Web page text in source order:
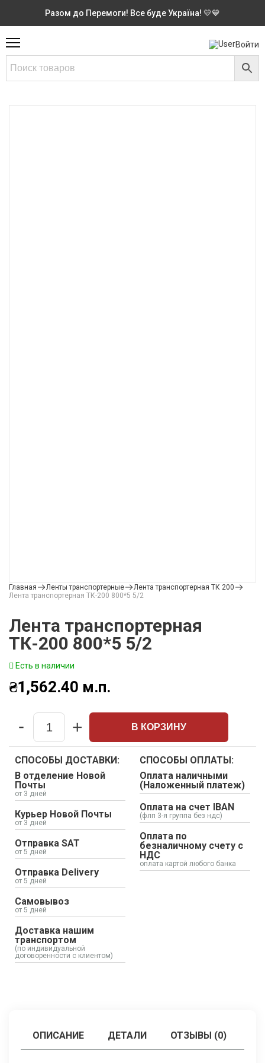
Разом до Перемоги! Все буде Україна! 💛💙
Войти
Главная Ленты транспортерные
Лента транспортерная ТК 200
Лента транспортерная ТК-200 800*5 5/2
Лента транспортерная
ТК-200 800*5 5/2
Есть в наличии
₴1,562.40 м.п.
Quantity
- + В КОРЗИНУ
СПОСОБЫ ДОСТАВКИ:
В отделение Новой
Почты
от 3 дней
Курьер Новой Почты
от 3 дней
Отправка SAT
от 5 дней
Отправка Delivery
от 5 дней
Самовывоз
от 5 дней
Доставка нашим
транспортом
(по индивидуальной
договоренности с клиентом)
СПОСОБЫ ОПЛАТЫ:
Оплата наличными
(Наложенный платеж)
Оплата на счет IBAN
(флп 3-я группа без ндс)
Оплата по
безналичному счету с
НДС
оплата картой любого банка
ОПИСАНИЕ ДЕТАЛИ ОТЗЫВЫ (0)